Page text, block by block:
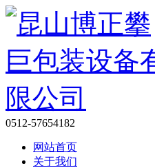
0512-57654182
网站首页
关于我们